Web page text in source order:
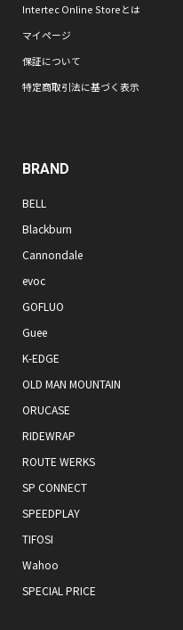
Intertec Online Storeとは
マイページ
保証について
特定商取引法に基づく表示
BRAND
BELL
Blackburn
Cannondale
evoc
GOFLUO
Guee
K-EDGE
OLD MAN MOUNTAIN
ORUCASE
RIDEWRAP
ROUTE WERKS
SP CONNECT
SPEEDPLAY
TIFOSI
Wahoo
SPECIAL PRICE